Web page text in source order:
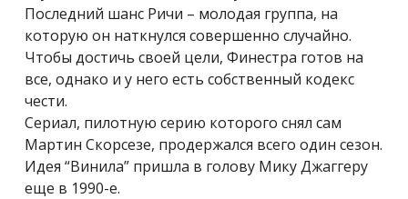
Последний шанс Ричи – молодая группа, на
которую он наткнулся совершенно случайно.
Чтобы достичь своей цели, Финестра готов на
все, однако и у него есть собственный кодекс
чести.
Сериал, пилотную серию которого снял сам
Мартин Скорсезе, продержался всего один сезон.
Идея “Винила” пришла в голову Мику Джаггеру
еще в 1990-е.